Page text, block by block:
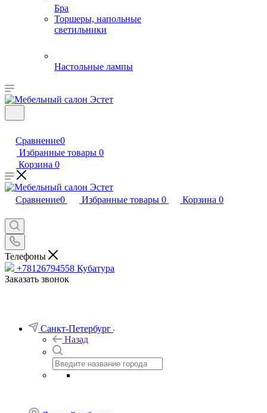
Бра
Торшеры, напольные
светильники
Настольные лампы
Сравнение0
Избранные товары 0
Корзина 0
Сравнение0 Избранные товары 0 Корзина 0
Телефоны
+78126794558 Кубатура
Заказать звонок
Санкт-Петербург
Назад